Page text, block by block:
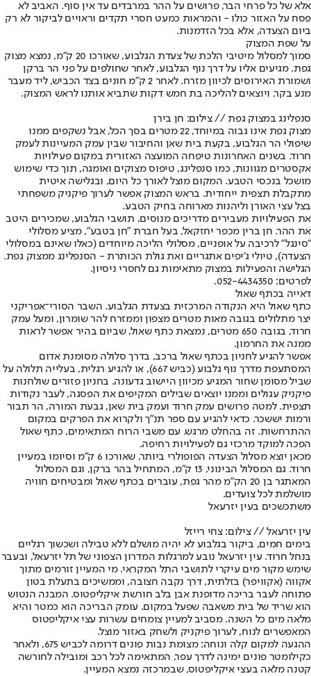
אלא של כל פרחי הבר, פרושים על ההר במרבדים עד אין סוף. האביב לא
פסח על האזור כולו - והמראות כמעט חסרי תקדים וראויים לביקור לא רק
ביום הצעדה, אלא בכל הזדמנות.
על שפת המצוק
סמוך למסלול מיטיבי הלכת של צעדת הגלבוע, שאורכו 20 ק"מ, נמצא מצוק
גפת. מגיעים אליו על דרך נוף הגלבוע, לאחר שחולפים על פני הר ברקן
ושמורת האירוסים לכיוון מזרח. לאחר 2 ק"מ חונים בצד הכביש, ליד מעבר
מנע בקר, ויוצאים להליכה בת חמש דקות שתביא אותנו לראש המצוק.
סנפלינג במצוק גפת // צילום: חן בירן
מצוק גפת אינו גבוה במיוחד, 22 מטרים בסך הכל, אבל נשקפים ממנו
שיפולי הר הגלבוע, בקעת בית שאן והחיבור שבין עמק המעיינות לעמק
חרוד. בשנים האחרונות טיפחה המועצה האזורית במקום פעילויות
אקסטרים מגוונות, כמו סנפלינג, טיפוס מצוקים ואומגה, תוך כדי שימוש
מושכל בנכסי הטבע. המקום מוצל לאורך כל היום, ובגלישה איטית
מתקבלת תצפית ייחודית. בראש המצוק אפשר לערוך פיקניק משפחתי
בצל עצי האורן וליהנות מארוחה בחיק הטבע.
את הפעילויות מעבירים מדריכים מנוסים, תושבי הגלבוע, שמכירים היטב
את ההר. חן ברין מכפר יחזקאל, בעל חברת "חן בטבע", מציע מסלולי
"סינגל" לרכיבה על אופניים, מסלולי הליכה מיוחדים (כאלו שאינם במסלולי
הצעדה), טיולי ג'יפים אתגריים ואת גולת הכותרת - הסנפלינג ממצוק גפת.
הגלישה והפעילות במצוק מתאימות גם לחסרי ניסיון.
לפרטים: 052-4434350.
דאייה בכתף שאול
כתף שאול היא הנקודה המרכזית בצעדת הגלבוע. השבר הסורי־אפריקני
יצר מתלולים בגובה מאות מטרים מצפון וממזרח להר שומרון, ומעל עמק
חרוד, בגובה 650 מטרים, נמצאת כתף שאול, שביום בהיר אפשר לראות
ממנה את החרמון.
אפשר להגיע לחניון בכתף שאול ברכב, בדרך סלולה מסומנת אדום
המסתעפת מדרך נוף גלבוע (כביש 667), או להגיע רגלית, בעלייה תלולה על
שביל מסומן שחור המגיע מכיוון היישוב גדעונה. בחניון פזורים שולחנות
פיקניק עגולים וממנו יוצאים שבילים המקיפים את הפסגה, לעבר נקודות
תצפית. למטה פרושים עמק חרוד ועמק בית שאן, גבעת המורה, הר תבור
ורמות יששכר. כדאי להגיע עם ספר תנ"ך ולקרוא את הפרקים במקום
ההתרחשות. זה בהחלט מרגש. עם משבי הרוח המתאימים, כתף שאול
הפכה למוקד מרכזי גם לפעילויות רחיפה.
מכאן יוצא מסלול הצעדה הפופולרי ביותר, שאורכו 6 ק"מ וסיומו במעיין
חרוד. גם המסלול הבינוני, 13 ק"מ, המתחיל בהר ברקן, וגם המסלול
המאתגר בן 20 הק"מ מהר גפת, עוברים בכתף שאול ומבטיחים חוויה
מושלמת לכל צועדים.
משתכשכים בעין יזרעאל
עין יזרעאל // צילום: צחי רייזל
בימים חמים, ביקור בגלבוע לא יהיה מושלם ללא טבילה ושכשוך רגליים
בנחל חרוד. עין יזרעאל נובע למרגלות המדרון הצפוני של תל יזרעאל, ובעבר
שימש מקור מים עיקרי לתושבי התל המקראי. מי המעיין זורמים מתוך
אקווה (אקוויפר) בזלתית, דרך נקבה חצובה, וממשיכים בתעלת בטון
פתוחה לעבר בריכה מדופנת אבן בלב חורשת איקליפטוס. המבנה הנטוש
הוא שריד של בית משאבה שפעל במקום. עומק הבריכה הוא כמטר והיא
מלאה מים כל השנה. מסביב למעיין צומחים עשרות עצי איקליפטוס
המאפשרים לנוח, לערוך פיקניק ולשחק באזור מוצל.
ההגעה למקום קלה ונוחה: מצומת נבות פונים דרומה לכביש 675, ולאחר
כקילומטר פונים ימינה לדרך עפר, המתאימה לכל רכב ומובילה לחורשה
קטנה מלאה בעצי איקליפטוס, שבמרכזה נמצא המעיין.